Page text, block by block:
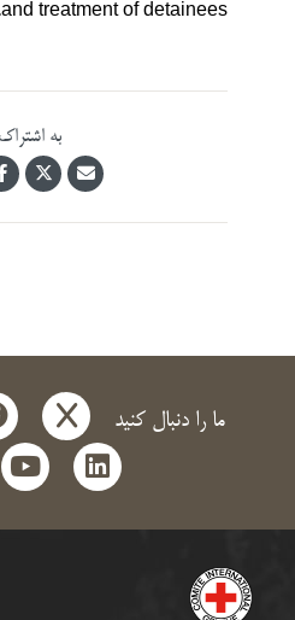
and treatment of detainees.
به
ما را دنبال کنید x
linkedin